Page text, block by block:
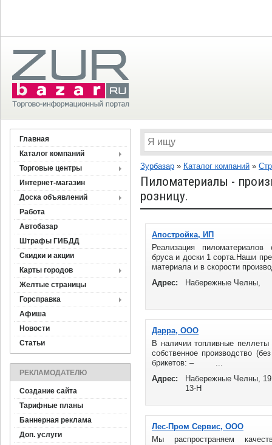
Главная
Каталог компаний
Торговые центры
Интернет-магазин
Доска объявлений
Работа
Автобазар
Штрафы ГИБДД
Скидки и акции
Карты городов
Желтые страницы
Горсправка
Афиша
Новости
Статьи
РЕКЛАМОДАТЕЛЮ
Создание сайта
Тарифные планы
Баннерная реклама
Доп. услуги
Зурбазар » Каталог компаний »
Пиломатериалы -
розницу.
Апостройка, ИП
Реализация пиломатериалов
бруса и доски 1 сорта.Наши
материала и в скорости
Адрес:
Набережные Челны,
Дарра, ООО
В наличии топливные
собственное производство
брикетов: – ...
Адрес:
Набережные Челны,
13-Н
Лес-Пром Сервис, ООО
Мы распространяем